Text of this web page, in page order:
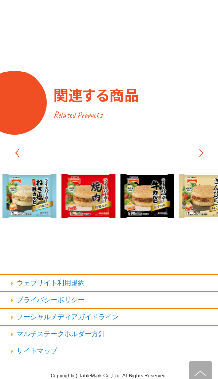
関連する商品
Related Products
ウェブサイト利用規約
プライバシーポリシー
ソーシャルメディアガイドライン
マルチステークホルダー方針
サイトマップ
Copyright(c) TableMark Co.,Ltd. All Rights Reserved.